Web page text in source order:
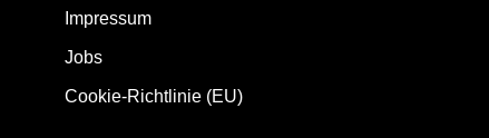
Impressum
Jobs
Cookie-Richtlinie (EU)